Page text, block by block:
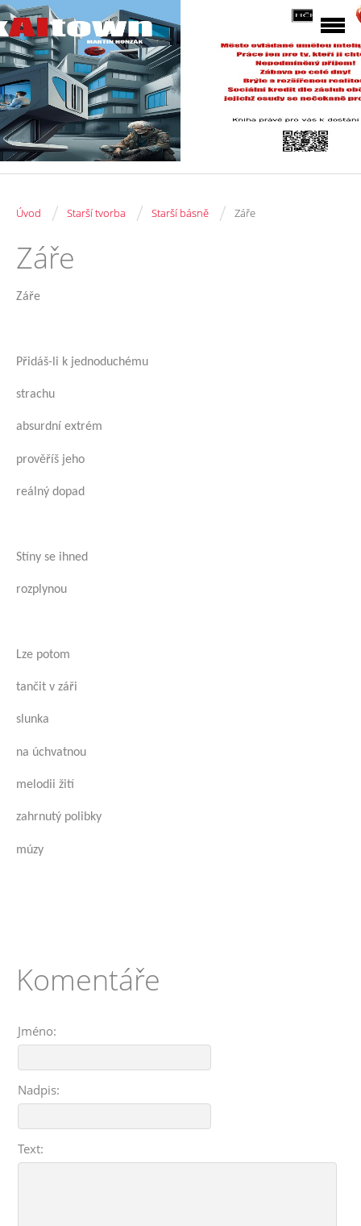
Úvod / Starší tvorba / Starší básně / Záře
Záře
Záře
Přidáš-li k jednoduchému
strachu
absurdní extrém
prověříš jeho
reálný dopad
Stíny se ihned
rozplynou
Lze potom
tančit v záři
slunka
na úchvatnou
melodii žití
zahrnutý polibky
múzy
Komentáře
Jméno:
Nadpis:
Text: